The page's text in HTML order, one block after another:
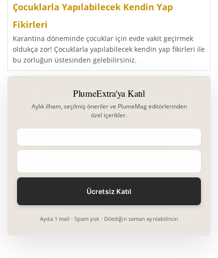
Çocuklarla Yapılabilecek Kendin Yap
Fikirleri
Karantina döneminde çocuklar için evde vakit geçirmek
oldukça zor! Çocuklarla yapılabilecek kendin yap fikirleri ile
bu zorluğun üstesinden gelebilirsiniz.
PlumeExtra'ya Katıl
Aylık ilham, seçilmiş öneriler ve PlumeMag editörlerinden
özel içerikler.
Ayda 1 mail · Spam yok · Dilediğin zaman ayrılabilirsin